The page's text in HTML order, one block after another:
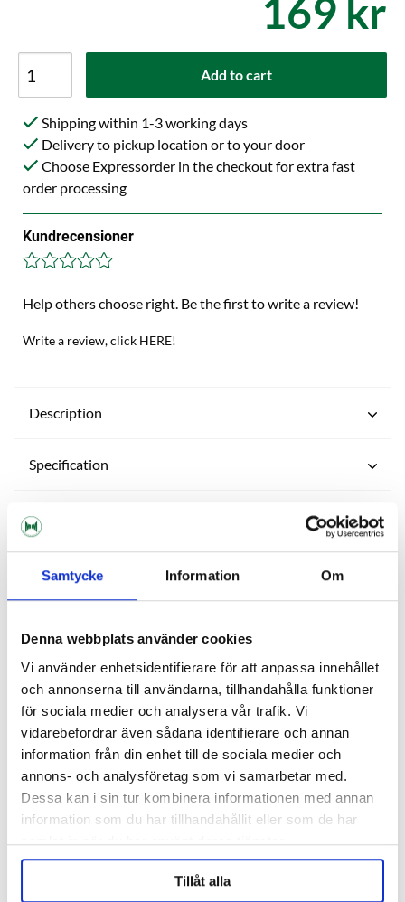
Samtycke Information Om
Denna webbplats använder cookies
Vi använder enhetsidentifierare för att anpassa innehållet
och annonserna till användarna, tillhandahålla funktioner
för sociala medier och analysera vår trafik. Vi
vidarebefordrar även sådana identifierare och annan
information från din enhet till de sociala medier och
annons- och analysföretag som vi samarbetar med.
Dessa kan i sin tur kombinera informationen med annan
information som du har tillhandahållit eller som de har
samlat in när du har använt deras tjänster.
Tillåt alla
169 kr
Add to cart
Shipping within 1-3 working days
Delivery to pickup location or to your door
Choose Expressorder in the checkout for extra fast
order processing
Kundrecensioner
Help others choose right. Be the first to write a review!
Write a review, click HERE!
Description
Specification
Reviews
Ask about product